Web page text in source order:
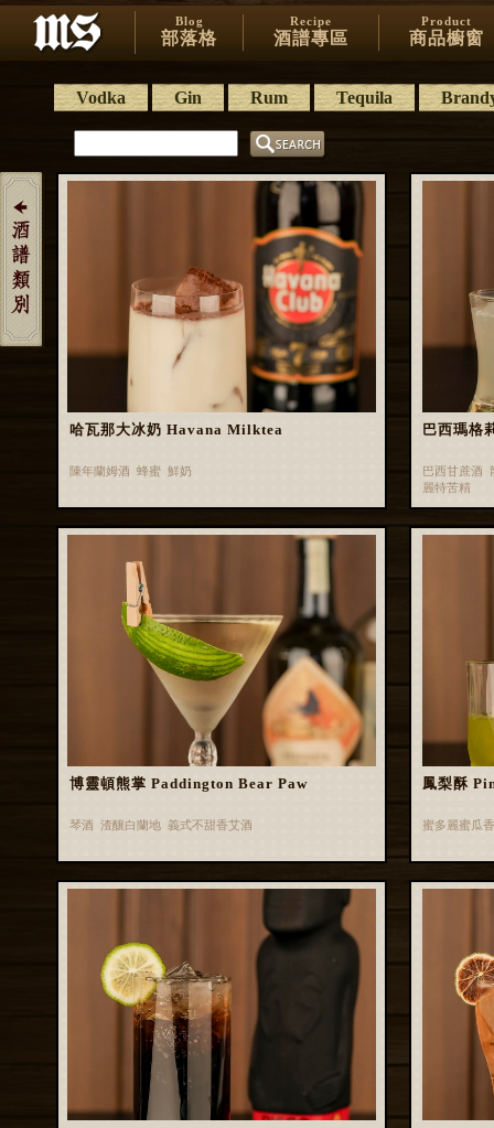
Blog
部落格
Recipe
酒譜專區
Product
商品櫥窗
Vodka Gin Rum Tequila
哈瓦那大冰奶 Havana Milktea
陳年蘭姆酒 蜂蜜 鮮奶
巴西瑪
巴西甘蔗酒
麗特苦精
博靈頓熊掌 Paddington Bear Paw
琴酒 渣釀白蘭地 義式不甜香艾酒
鳳梨酥
蜜多麗蜜瓜